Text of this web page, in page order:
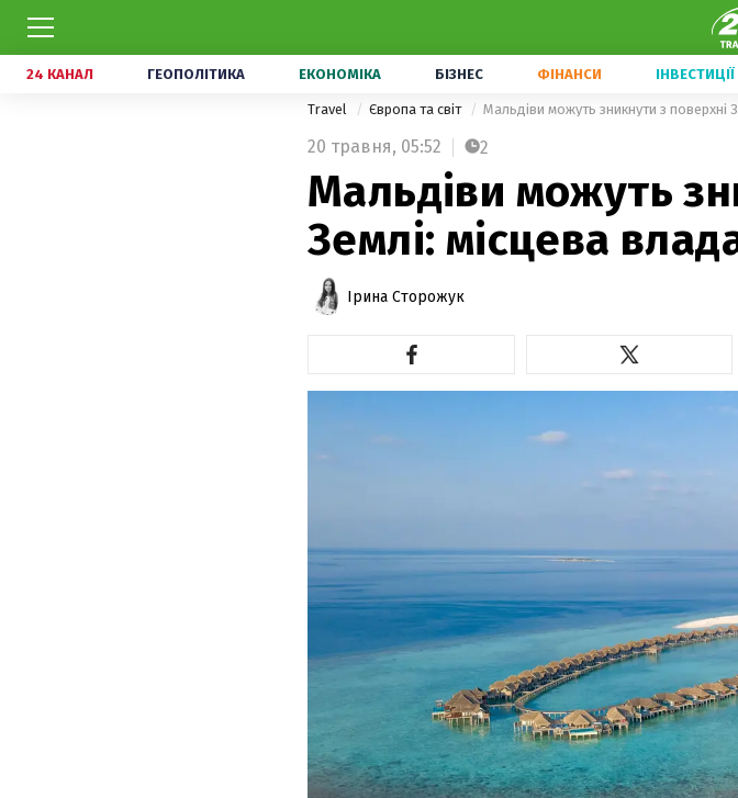
24 КАНАЛ ГЕОПОЛІТИКА ЕКОНОМІКА БІЗНЕС ФІНАНСИ ІНВЕСТИЦІЇ
Travel Європа та світ Мальдіви можуть зникнути з поверхні
20 травня, 05:52 2
Мальдіви можуть
Землі: місцева
Ірина Сторожук